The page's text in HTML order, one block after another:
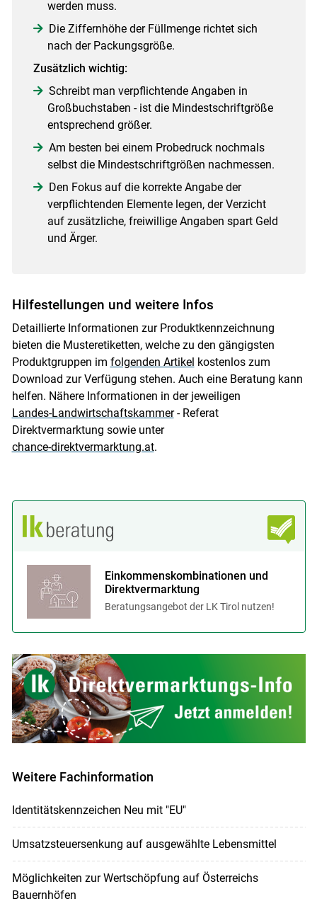
werden muss.
Die Ziffernhöhe der Füllmenge richtet sich
nach der Packungsgröße.
Zusätzlich wichtig:
Schreibt man verpflichtende Angaben in
Großbuchstaben - ist die Mindestschriftgröße
entsprechend größer.
Am besten bei einem Probedruck nochmals
selbst die Mindestschriftgrößen nachmessen.
Den Fokus auf die korrekte Angabe der
verpflichtenden Elemente legen, der Verzicht
auf zusätzliche, freiwillige Angaben spart Geld
und Ärger.
Hilfestellungen und weitere Infos
Detaillierte Informationen zur Produktkennzeichnung
bieten die Musteretiketten, welche zu den gängigsten
Produktgruppen im folgenden Artikel kostenlos zum
Download zur Verfügung stehen. Auch eine Beratung kann
helfen. Nähere Informationen in der jeweiligen
Landes-Landwirtschaftskammer- Referat
Direktvermarktung sowie unter
chance-direktvermarktung.at.
Einkommenskombinationen und
Direktvermarktung
Beratungsangebot der LK Tirol nutzen!
Weitere Fachinformation
Identitätskennzeichen Neu mit "EU"
Umsatzsteuersenkung auf ausgewählte Lebensmittel
Möglichkeiten zur Wertschöpfung auf Österreichs
Bauernhöfen